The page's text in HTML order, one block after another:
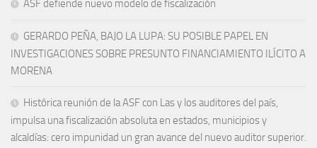
ASF defiende nuevo modelo de fiscalización
GERARDO PEÑA, BAJO LA LUPA: SU POSIBLE PAPEL EN
INVESTIGACIONES SOBRE PRESUNTO FINANCIAMIENTO ILÍCITO A
MORENA
Histórica reunión de la ASF con Las y los auditores del país,
impulsa una fiscalización absoluta en estados, municipios y
alcaldías: cero impunidad un gran avance del nuevo auditor superior.